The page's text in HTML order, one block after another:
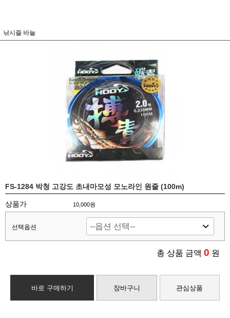
낚시줄 바늘
FS-1284 박청 고강도 초내마모성 모노라인 원줄 (100m)
상품가 10,000원
선택옵션
총 상품 금액 0 원
바로 구매하기 장바구니 관심상품